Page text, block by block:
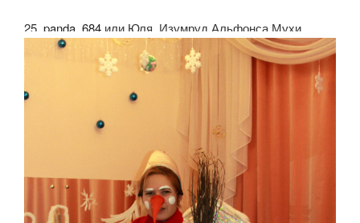
25. panda_684 или Юля. Изумруд Альфонса Мухи